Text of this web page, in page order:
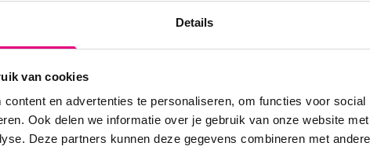
Details
van cookies
en advertenties te personaliseren, om functies voor
Ook delen we informatie over je gebruik van onze website
Deze partners kunnen deze gegevens combineren met
has occurred while loadingwww.voordeeluitjes.nl (see the